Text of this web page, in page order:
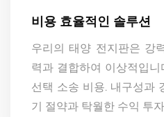
비용 효율적인 솔루션
우리의 태양 전지판은 강
력과 결합하여 이상적입
선택 소송 비용. 내구성과
기 절약과 탁월한 수익 투